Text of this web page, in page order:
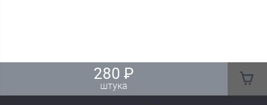
280₽
штука